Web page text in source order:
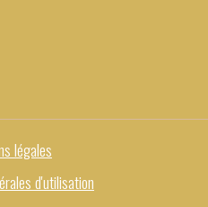
légales
d'utilisation